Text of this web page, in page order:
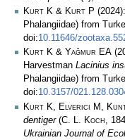
Kurt K & Kurt P
Phalangiidae) from
doi:10.11646/
Kurt K & Yağmur EA
Harvestman Lacinius
Phalangiidae) from
doi:10.3157/
Kurt K, Elverici M,
dentiger(C. L. Koch ,
Ukrainian Journal of